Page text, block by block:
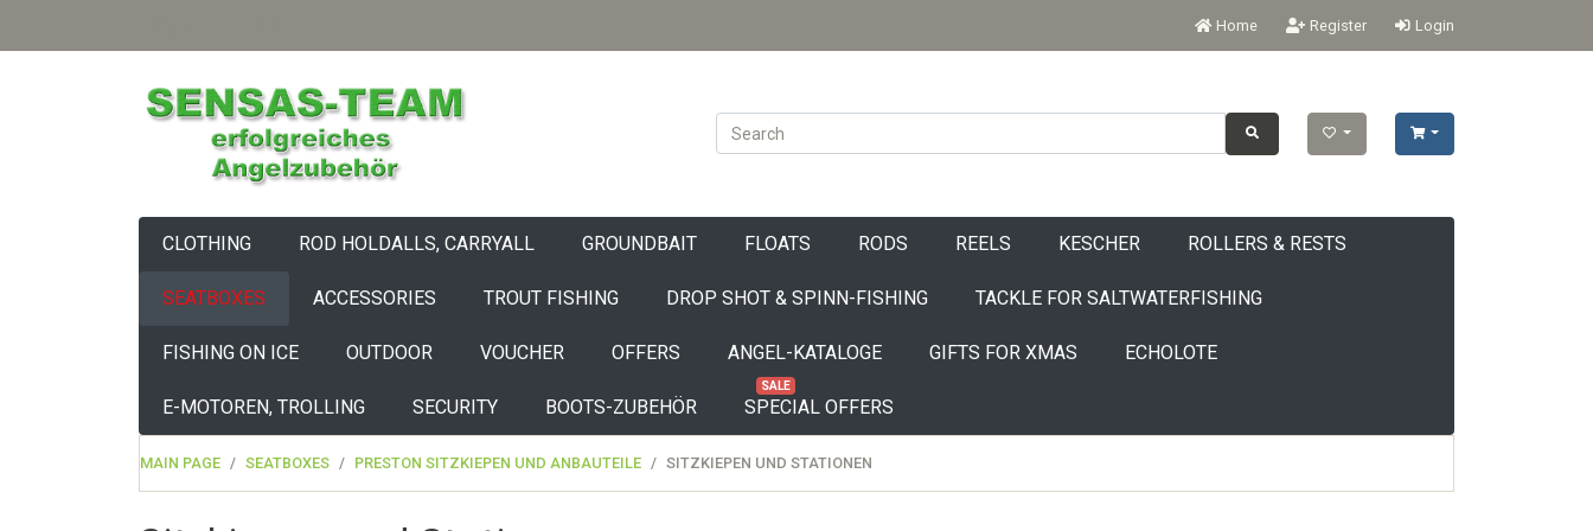
Home Register Login
CLOTHING ROD HOLDALLS, CARRYALL GROUNDBAIT FLOATS RODS REELS KESCHER ROLLERS & RESTS
SEATBOXES ACCESSORIES TROUT FISHING DROP SHOT & SPINN-FISHING TACKLE FOR SALTWATERFISHING
FISHING ON ICE OUTDOOR VOUCHER OFFERS ANGEL-KATALOGE GIFTS FOR XMAS ECHOLOTE
E-MOTOREN, TROLLING SECURITY BOOTS-ZUBEHÖR SPECIAL OFFERS
SALE
MAIN PAGE SEATBOXES PRESTON SITZKIEPEN UND ANBAUTEILE SITZKIEPEN UND STATIONEN